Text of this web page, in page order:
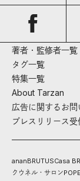
著者・監修者一覧
タグ一覧
特集一覧
About Tarzan
広告に関するお問
プレスリリース受
ananBRUTUSCasa
クウネル・サロン